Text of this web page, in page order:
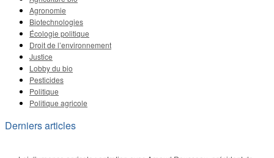
Agronomie
Biotechnologies
Écologie politique
Droit de l’environnement
Justice
Lobby du bio
Pesticides
Politique
Politique agricole
Derniers articles